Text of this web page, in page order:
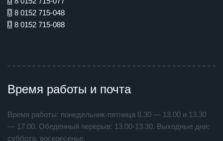
8 0152 715-048
8 0152 715-088
Время работы и почта
Время работы: понедельник-пятница 8.30 — 13.00 и 13.30
— 17.00. Обеденный перерыв: 13.00-13.30. Выходные дни:
суббота, воскресенье.